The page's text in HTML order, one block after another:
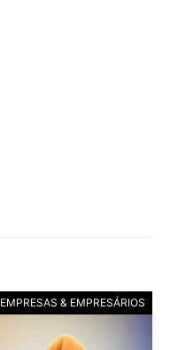
EMPRESAS & EMPRESÁRIOS